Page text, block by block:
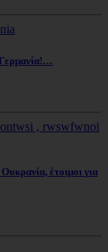
έτοιμοι για